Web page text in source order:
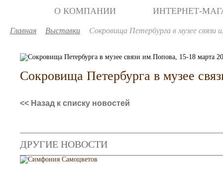
О КОМПАНИИ ИНТЕРНЕТ-
Главная Выставки Сокровища Петербурга в музее связи
Сокровища Петербурга в музее
<< Назад к списку новостей
ДРУГИЕ НОВОСТИ